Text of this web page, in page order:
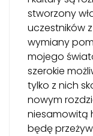
stworzony
uczestników
wymiany
mojego
szerokie
tylko z nich
nowym
niesamowitą
będę